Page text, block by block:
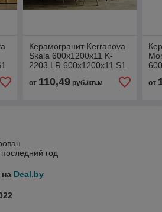
Керамогранит Kerranova
Skala 600х1200х11 K-
2203 LR 600х1200х11 S1
от 110,49руб./кв.м от
год
Deal.by